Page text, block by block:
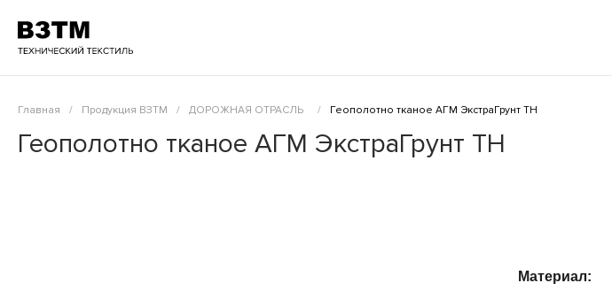
Главная / Продукция ВЗТМ / ДОРОЖНАЯ ОТРАСЛЬ / Геополотно тканое АГМ ЭкстраГрунт ТН
Геополотно тканое АГМ ЭкстраГрунт ТН
Материал: